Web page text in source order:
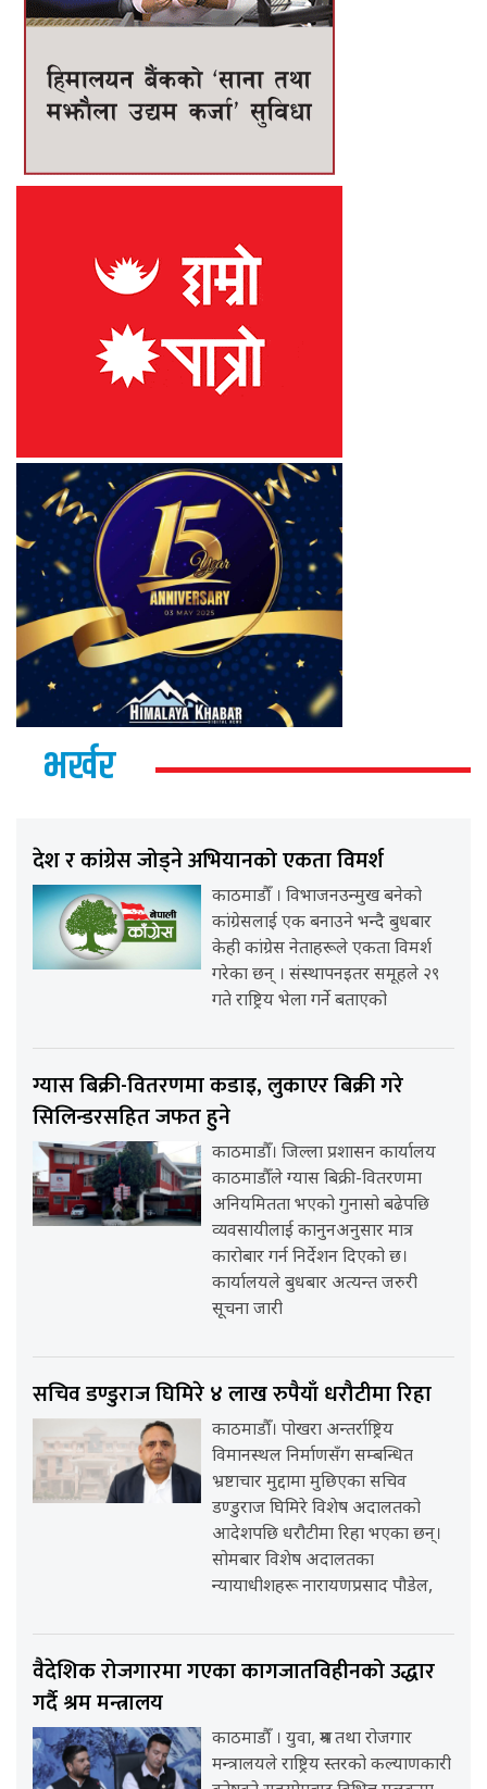
भर्खर
देश र कांग्रेस जोड्ने अभियानको एकता विमर्श
काठमाडौँ । विभाजनउन्मुख बनेको
कांग्रेसलाई एक बनाउने भन्दै बुधबार
केही कांग्रेस नेताहरूले एकता विमर्श
गरेका छन् । संस्थापनइतर समूहले २९
गते राष्ट्रिय भेला गर्ने बताएको
ग्यास बिक्री-वितरणमा कडाइ, लुकाएर बिक्री गरे
सिलिन्डरसहित जफत हुने
काठमाडौँ। जिल्ला प्रशासन कार्यालय
काठमाडौँले ग्यास बिक्री-वितरणमा
अनियमितता भएको गुनासो बढेपछि
व्यवसायीलाई कानुनअनुसार मात्र
कारोबार गर्न निर्देशन दिएको छ।
कार्यालयले बुधबार अत्यन्त जरुरी
सूचना जारी
सचिव डण्डुराज घिमिरे ४ लाख रुपैयाँ धरौटीमा रिहा
काठमाडौँ। पोखरा अन्तर्राष्ट्रिय
विमानस्थल निर्माणसँग सम्बन्धित
भ्रष्टाचार मुद्दामा मुछिएका सचिव
डण्डुराज घिमिरे विशेष अदालतको
आदेशपछि धरौटीमा रिहा भएका छन्।
सोमबार विशेष अदालतका
न्यायाधीशहरू नारायणप्रसाद पौडेल,
वैदेशिक रोजगारमा गएका कागजातविहीनको उद्धार
गर्दै श्रम मन्त्रालय
काठमाडौँ । युवा, श्रम तथा रोजगार
मन्त्रालयले राष्ट्रिय स्तरको कल्याणकारी